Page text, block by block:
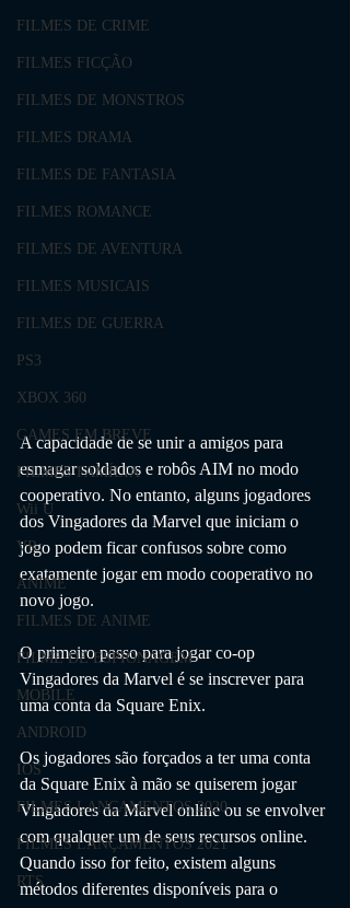
FILMES DE CRIME
FILMES FICÇÃO
FILMES DE MONSTROS
FILMES DRAMA
FILMES DE FANTASIA
FILMES ROMANCE
FILMES DE AVENTURA
FILMES MUSICAIS
FILMES DE GUERRA
PS3
XBOX 360
GAMES EM BREVE
FILMES FAMÍLIA
Wii U
VR
ANIME
FILMES DE ANIME
FILME DE ESPIONAGEM
MOBILE
ANDROID
IOS
FILMES LANÇAMENTOS 2020
FILMES LANÇAMENTOS 2021
RTS
A capacidade de se unir a amigos para
esmagar soldados e robôs AIM no modo
cooperativo. No entanto, alguns jogadores
dos Vingadores da Marvel que iniciam o
jogo podem ficar confusos sobre como
exatamente jogar em modo cooperativo no
novo jogo.
O primeiro passo para jogar co-op
Vingadores da Marvel é se inscrever para
uma conta da Square Enix.
Os jogadores são forçados a ter uma conta
da Square Enix à mão se quiserem jogar
Vingadores da Marvel online ou se envolver
com qualquer um de seus recursos online.
Quando isso for feito, existem alguns
métodos diferentes disponíveis para o